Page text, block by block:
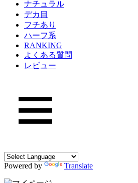
ナチュラル
デカ目
フチあり
ハーフ系
RANKING
よくある質問
レビュー
Powered by Translate